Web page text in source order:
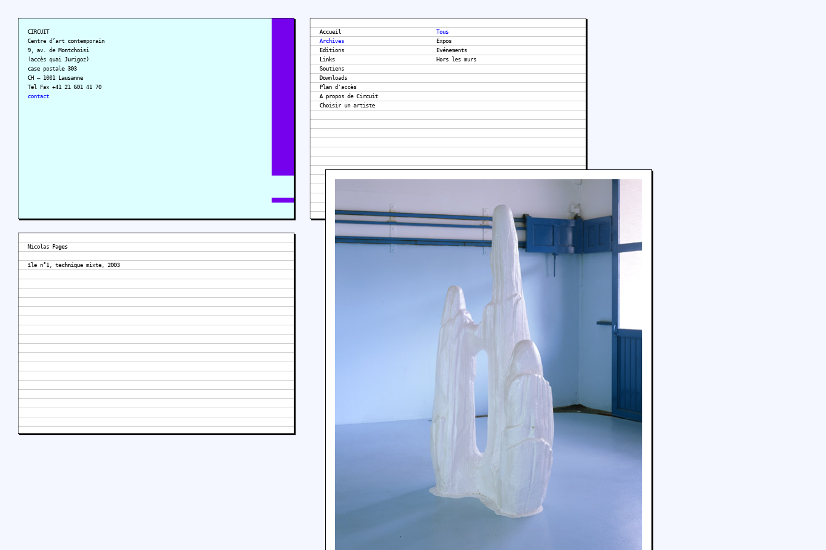
CIRCUIT
Centre d’art contemporain
9, av. de Montchoisi
(accès quai Jurigoz)
case postale 303
CH – 1001 Lausanne
Tel Fax +41 21 601 41 70
contact
Accueil
Archives
Editions
Links
Soutiens
Downloads
Plan d'accès
A propos de Circuit
Tous
Expos
Evénements
Hors les murs
Nicolas Pages
île n˚1, technique mixte, 2003